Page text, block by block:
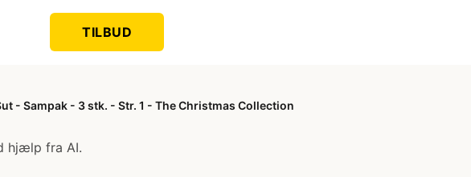
TILBUD
- Sampak - 3 stk. - Str. 1 - The Christmas Collection
hjælp fra AI.